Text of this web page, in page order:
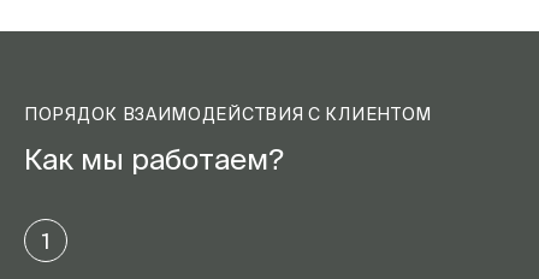
ПОРЯДОК ВЗАИМОДЕЙСТВИЯ С КЛИЕНТОМ
Как мы работаем?
1